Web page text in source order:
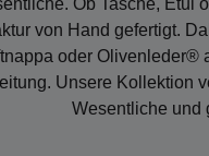
Ob Tasche, Etui
von Hand gefertigt.
oder Olivenleder®
Unsere Kollektion
Wesentliche und